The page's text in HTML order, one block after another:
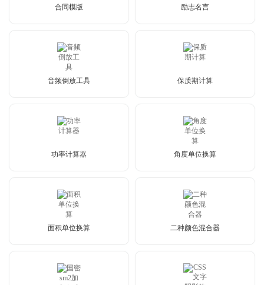
合同模版 励志名言
音频倒放工具 保质期计算
功率计算器 角度单位换算
面积单位换算 二种颜色混合器